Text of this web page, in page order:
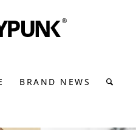
BRAND NEWS